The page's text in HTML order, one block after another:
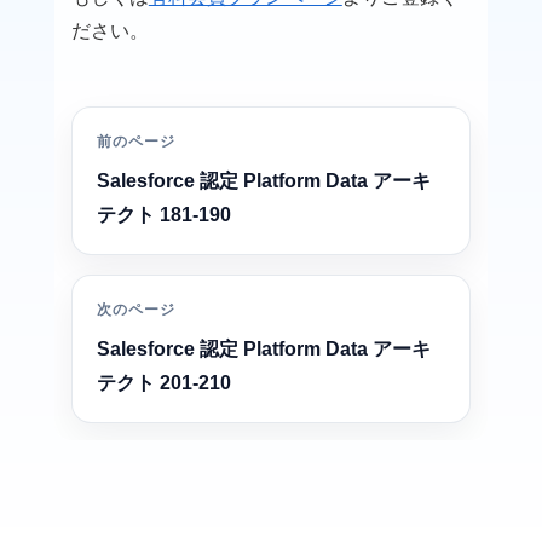
ださい。
前のページ
Salesforce 認定 Platform Data アーキ
テクト 181-190
次のページ
Salesforce 認定 Platform Data アーキ
テクト 201-210